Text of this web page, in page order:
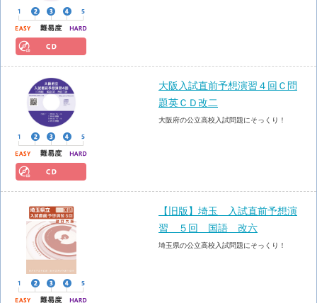
大阪入試直前予想演習４回Ｃ問
題英ＣＤ改二
大阪府の公立高校入試問題にそっくり！
【旧版】埼玉 入試直前予想演
習 ５回 国語 改六
埼玉県の公立高校入試問題にそっくり！